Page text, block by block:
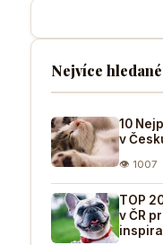
Nejvíce hledané
10
v
👁 1007
TOP
v ČR